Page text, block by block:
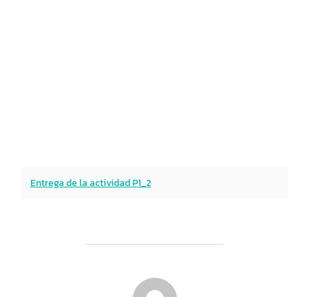
Entrega de la actividad P1_2
AUTOR DE LA PUBLICACIÓN